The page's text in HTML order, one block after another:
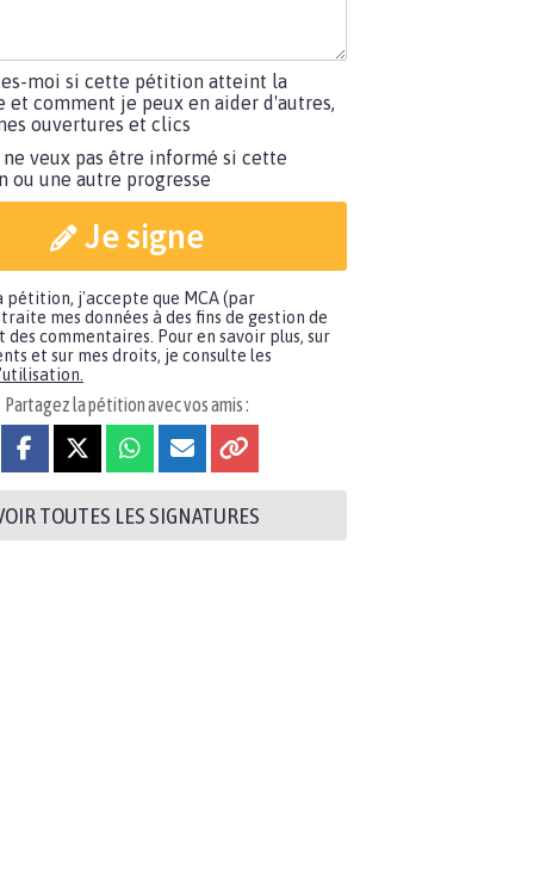
moi si cette pétition atteint la
et comment je peux en aider d'autres,
ouvertures et clics
ne veux pas être informé si cette
ou une autre progresse
Je signe
pétition, j'accepte que MCA (par
mes données à des fins de gestion de
des commentaires. Pour en savoir plus, sur
et sur mes droits, je consulte les
Partagez la pétition avec vos amis :
TOUTES LES SIGNATURES